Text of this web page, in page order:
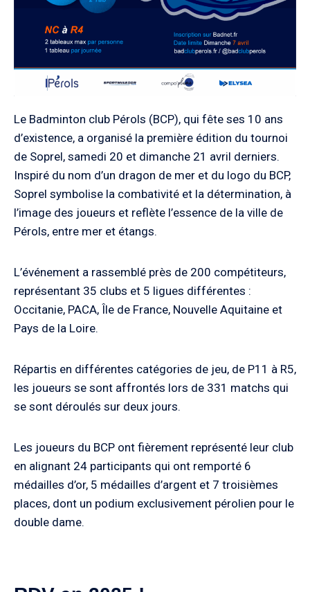
Le Badminton club Pérols (BCP), qui fête ses 10 ans
d’existence, a organisé la première édition du tournoi
de Soprel, samedi 20 et dimanche 21 avril derniers.
Inspiré du nom d’un dragon de mer et du logo du BCP,
Soprel symbolise la combativité et la détermination, à
l’image des joueurs et reflète l’essence de la ville de
Pérols, entre mer et étangs.
L’événement a rassemblé près de 200 compétiteurs,
représentant 35 clubs et 5 ligues différentes :
Occitanie, PACA, Île de France, Nouvelle Aquitaine et
Pays de la Loire.
Répartis en différentes catégories de jeu, de P11 à R5,
les joueurs se sont affrontés lors de 331 matchs qui
se sont déroulés sur deux jours.
Les joueurs du BCP ont fièrement représenté leur club
en alignant 24 participants qui ont remporté 6
médailles d’or, 5 médailles d’argent et 7 troisièmes
places, dont un podium exclusivement pérolien pour le
double dame.